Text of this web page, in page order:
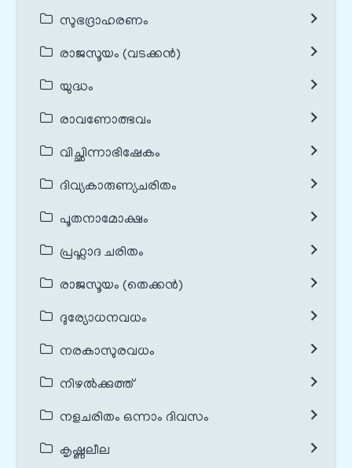
സുഭദ്രാഹരണം
രാജസൂയം (വടക്കൻ)
യുദ്ധം
രാവണോത്ഭവം
വിച്ഛിന്നാഭിഷേകം
ദിവ്യകാരുണ്യചരിതം
പൂതനാമോക്ഷം
പ്രഹ്ലാദ ചരിതം
രാജസൂയം (തെക്കൻ)
ദുര്യോധനവധം
നരകാസുരവധം
നിഴൽക്കുത്ത്
നളചരിതം ഒന്നാം ദിവസം
കൃഷ്ണലീല